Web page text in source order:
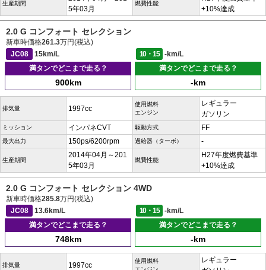
生産期間
5年03月
燃費性能
+10%達成
2.0 G コンフォート セレクション
新車時価格261.3万円(税込)
JC08
15km/L 10・15
-km/L
満タンでどこまで走る？
900km
満タンでどこまで走る？
-km
排気量 1997cc
使用燃料
エンジン
レギュラー
ガソリン
ミッション インパネCVT 駆動方式 FF
最大出力 150ps/6200rpm 過給器（ターボ） -
生産期間
2014年04月～201
5年03月
燃費性能
H27年度燃費基準
+10%達成
2.0 G コンフォート セレクション 4WD
新車時価格285.8万円(税込)
JC08
13.6km/L 10・15
-km/L
満タンでどこまで走る？
748km
満タンでどこまで走る？
-km
排気量 1997cc
使用燃料
レギュラー